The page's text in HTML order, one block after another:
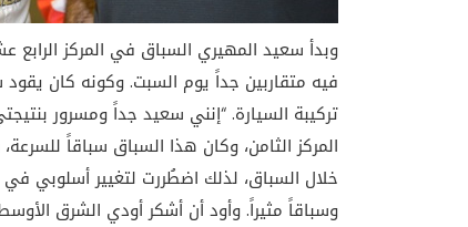
وبدأ سعيد المهيري السباق في المركز الرابع
تركيبة السيارة. “إنني سعيد جداً ومسرور
المركز الثامن، وكان هذا السباق سباقاً
خلال السباق، لذلك اضطُررت لتغيير أسلوبي في
وسباقاً مثيراً. وأود أن أشكر أودي الشرق